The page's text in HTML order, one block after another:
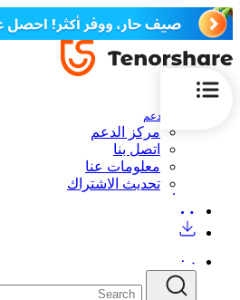
الدعم
مركز الدعم
اتصل بنا
معلومات عنا
تحديث الاشتراك